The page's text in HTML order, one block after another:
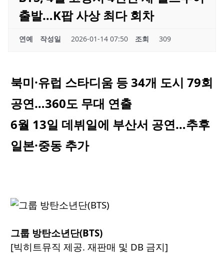
출발…K팝 사상 최다 회차
연예 작성일 2026-01-14 07:50 조회 309
북미·유럽 스타디움 등 34개 도시 79회
공연…360도 무대 연출
6월 13일 데뷔일에 부산서 공연…추후
일본·중동 추가
그룹 방탄소년단(BTS)
[빅히트뮤직 제공. 재판매 및 DB 금지]